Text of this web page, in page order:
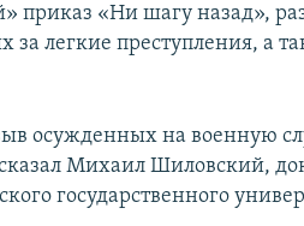
приказ «Ни шагу назад»,
легкие преступления, а
осужденных на военную
Михаил Шиловский,
государственного